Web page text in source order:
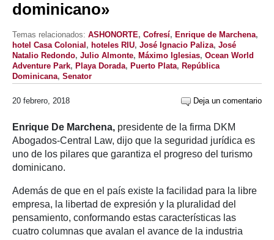
dominicano»
Temas relacionados: ASHONORTE, Cofresí, Enrique de Marchena,
hotel Casa Colonial , hoteles RIU, José Ignacio Paliza, José
Natalio Redondo, Julio Almonte, Máximo Iglesias, Ocean World
Adventure Park, Playa Dorada, Puerto Plata, República
Dominicana, Senator
20 febrero, 2018 Deja un comentario
Enrique De Marchena, presidente de la firma DKM
Abogados-Central Law, dijo que la seguridad jurídica es
uno de los pilares que garantiza el progreso del turismo
dominicano.
Además de que en el país existe la facilidad para la libre
empresa, la libertad de expresión y la pluralidad del
pensamiento, conformando estas características las
cuatro columnas que avalan el avance de la industria